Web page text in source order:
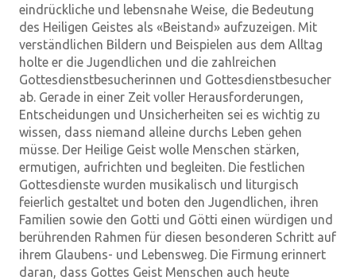
eindrückliche und lebensnahe Weise, die Bedeutung
des Heiligen Geistes als «Beistand» aufzuzeigen. Mit
verständlichen Bildern und Beispielen aus dem Alltag
holte er die Jugendlichen und die zahlreichen
Gottesdienstbesucherinnen und Gottesdienstbesucher
ab. Gerade in einer Zeit voller Herausforderungen,
Entscheidungen und Unsicherheiten sei es wichtig zu
wissen, dass niemand alleine durchs Leben gehen
müsse. Der Heilige Geist wolle Menschen stärken,
ermutigen, aufrichten und begleiten. Die festlichen
Gottesdienste wurden musikalisch und liturgisch
feierlich gestaltet und boten den Jugendlichen, ihren
Familien sowie den Gotti und Götti einen würdigen und
berührenden Rahmen für diesen besonderen Schritt auf
ihrem Glaubens- und Lebensweg. Die Firmung erinnert
daran, dass Gottes Geist Menschen auch heute